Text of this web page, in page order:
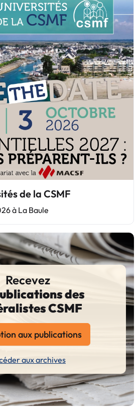
de la CSMF
à La Baule
Recevez
des
CSMF
aux publications
aux archives